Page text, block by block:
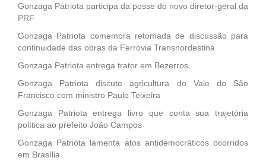
Gonzaga Patriota participa da posse do novo diretor-geral da
PRF
Gonzaga Patriota comemora retomada de discussão para
continuidade das obras da Ferrovia Transnordestina
Gonzaga Patriota entrega trator em Bezerros
Gonzaga Patriota discute agricultura do Vale do São
Francisco com ministro Paulo Teixeira
Gonzaga Patriota entrega livro que conta sua trajetória
política ao prefeito João Campos
Gonzaga Patriota lamenta atos antidemocráticos ocorridos
em Brasília